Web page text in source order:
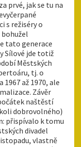
prvé, jak se tu na
s režiséry o
tato generace
Sílové jde totiž
Městských
tj. o
až 1970, ale
Závěr
naštěstí
dobrovolného)
přispívalo k tomu
divadel
vlastně